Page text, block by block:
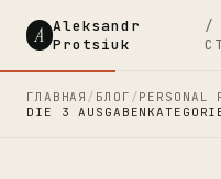
A Aleksandr
Protsiuk
/
ГЛАВНАЯ / БЛОГ /PERSONAL
DIE 3